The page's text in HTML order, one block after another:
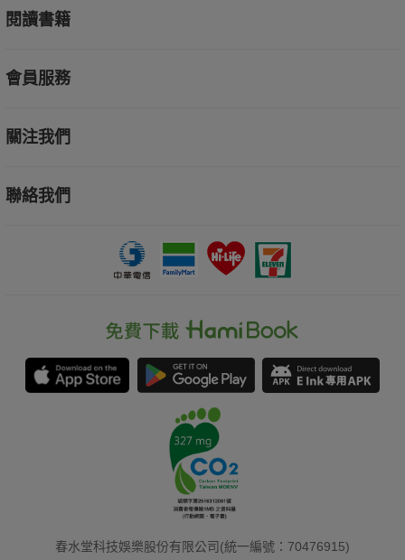
閱讀書籍
會員服務
關注我們
聯絡我們
春水堂科技娛樂股份有限公司(統一編號：70476915)